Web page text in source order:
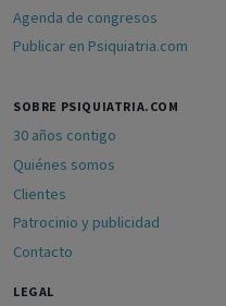
Agenda de congresos
Publicar en Psiquiatria.com
SOBRE PSIQUIATRIA.COM
30 años contigo
Quiénes somos
Clientes
Patrocinio y publicidad
Contacto
LEGAL